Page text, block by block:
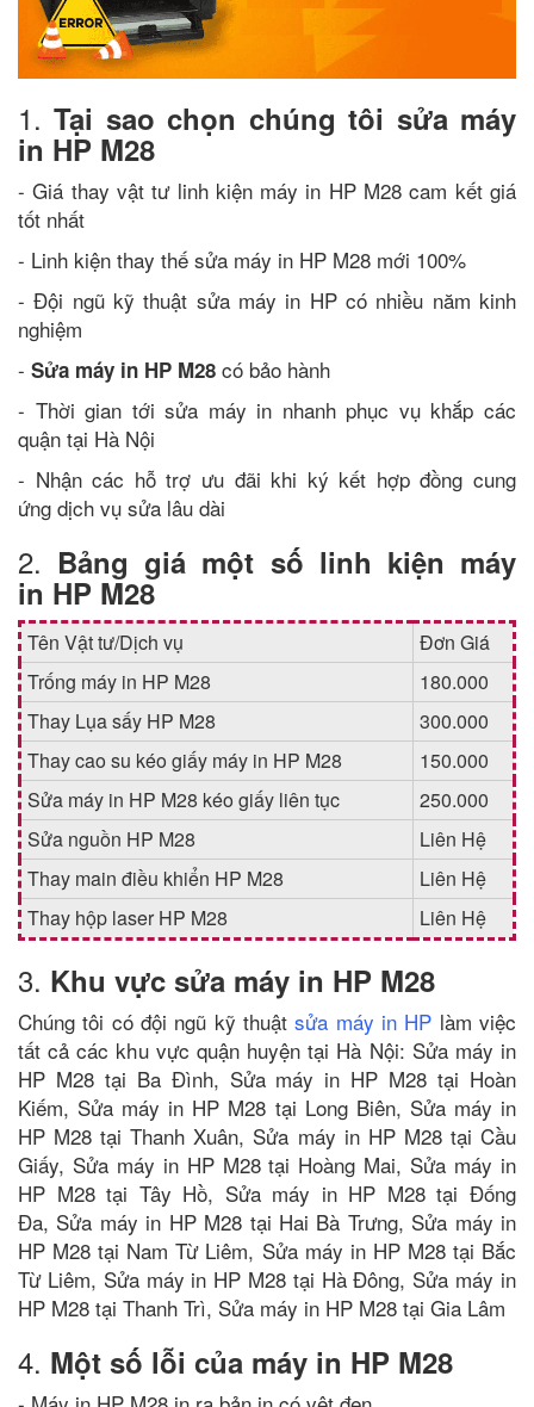
1.Tại sao chọn chúng tôi sửa máy
in HP M28
- Giá thay vật tư linh kiện máy in HP M28 cam kết giá
tốt nhất
- Linh kiện thay thế sửa máy in HP M28 mới 100%
- Đội ngũ kỹ thuật sửa máy in HP có nhiều năm kinh
nghiệm
- Sửa máy in HP M28 có bảo hành
- Thời gian tới sửa máy in nhanh phục vụ khắp các
quận tại Hà Nội
- Nhận các hỗ trợ ưu đãi khi ký kết hợp đồng cung
ứng dịch vụ sửa lâu dài
2. Bảng giá một số linh kiện máy
in HP M28
Tên Vật tư/Dịch vụ
Đơn Giá
Trống máy in HP M28
180.000
Thay Lụa sấy HP M28
300.000
Thay cao su kéo giấy máy in HP M28
150.000
Sửa máy in HP M28 kéo giấy liên tục
250.000
Sửa nguồn HP M28
Liên Hệ
Thay main điều khiển HP M28
Liên Hệ
Thay hộp laser HP M28
Liên Hệ
3. Khu vực sửa máy in HP M28
Chúng tôi có đội ngũ kỹ thuậtsửa máy in HP làm việc
tất cả các khu vực quận huyện tại Hà Nội: Sửa máy in
HP M28 tại Ba Đình, Sửa máy in HP M28 tại Hoàn
Kiếm, Sửa máy in HP M28 tại Long Biên, Sửa máy in
HP M28 tại Thanh Xuân, Sửa máy in HP M28 tại Cầu
Giấy, Sửa máy in HP M28 tại Hoàng Mai, Sửa máy in
HP M28 tại Tây Hồ, Sửa máy in HP M28 tại Đống
Đa, Sửa máy in HP M28 tại Hai Bà Trưng, Sửa máy in
HP M28 tại Nam Từ Liêm, Sửa máy in HP M28 tại Bắc
Từ Liêm, Sửa máy in HP M28 tại Hà Đông, Sửa máy in
HP M28 tại Thanh Trì, Sửa máy in HP M28 tại Gia Lâm
4. Một số lỗi của máy in HP M28